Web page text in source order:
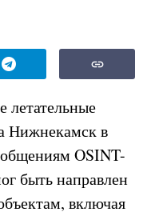
летательные
Нижнекамск в
OSINT-
быть направлен
включая